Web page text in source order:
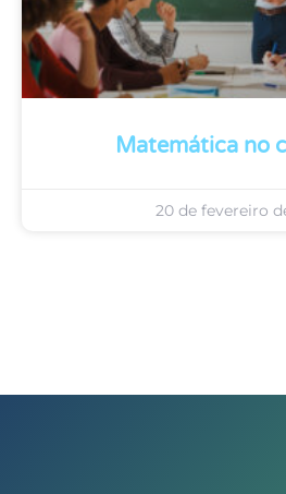
Matemática no
20 de fevereiro